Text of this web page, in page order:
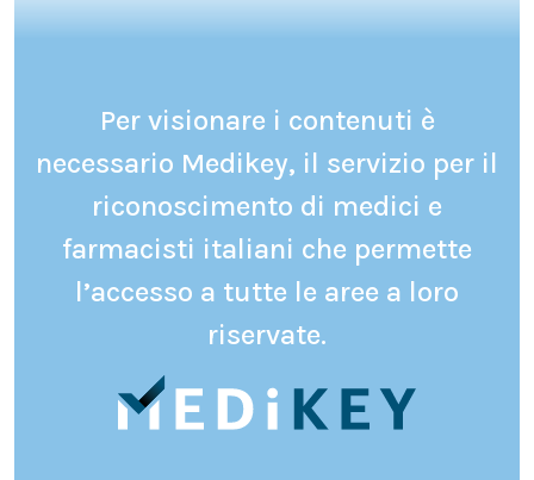
Per visionare i contenuti è
necessario Medikey, il servizio per il
riconoscimento di medici e
farmacisti italiani che permette
l’accesso a tutte le aree a loro
riservate.